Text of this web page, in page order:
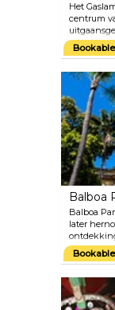
Het
centrum
zijn
Bookable
Balboa
Balboa
later
culturele
twijfel het
centrum
de
Bookable